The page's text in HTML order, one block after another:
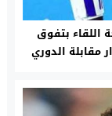
اللقاء بتفوق
مقابلة الدوري